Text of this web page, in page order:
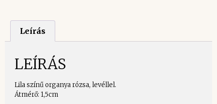
Leírás
LEÍRÁS
Lila színű organya rózsa, levéllel.
Átmérő: 1,5cm